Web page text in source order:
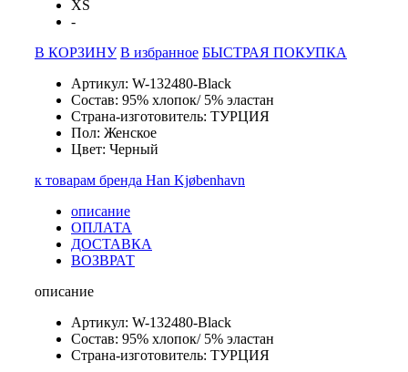
XS
-
В КОРЗИНУ В избранное БЫСТРАЯ ПОКУПКА
Артикул: W-132480-Black
Состав: 95% хлопок/ 5% эластан
Страна-изготовитель: ТУРЦИЯ
Пол: Женское
Цвет: Черный
к товарам бренда Han Kjøbenhavn
описание
ОПЛАТА
ДОСТАВКА
ВОЗВРАТ
описание
Артикул: W-132480-Black
Состав: 95% хлопок/ 5% эластан
Страна-изготовитель: ТУРЦИЯ